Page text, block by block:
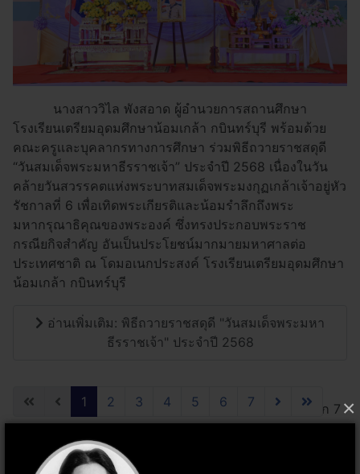
×
웃 ผู้บริหาร
นางสาววิไล พังสอาด ผู้อำนวยการสถานศึกษา
โรงเรียนเตรียมอุดมศึกษาน้อมเกล้า กบินทร์บุรี พร้อมด้วย
คณะครูเเละบุคลากรทางการศึกษา ร่วมพิธีถวายราชสดุดี
“วันสมเด็จพระมหาธีรราชเจ้า” ประจำปี 2568 เนื่องในวัน
คล้ายวันสวรรคตแห่งพระบาทสมเด็จพระมงกุฏเกล้าเจ้าอยู่หัว
รัชกาลที่ 6 เพื่อเทิดพระเกียรติและน้อมรำลึกถึงพระ
มหากรุณาธิคุณของพระองค์ ซึ่งทรงประกอบพระราช
กรณียกิจสำคัญ อันเป็นประโยชน์มากมายมหาศาลต่อ
ประเทศชาติ ณ โดมอเนกประสงค์ โรงเรียนเตรียมอุดมศึกษา
น้อมเกล้า กบินทร์บุรี
อ่านเพิ่มเติม: พิธีถวายราชสดุดี "วันสมเด็จพระมหา
ธีรราชเจ้า" ประจำปี 2568
หน้า 1 จาก 7
1 2 3 4 5 6 7